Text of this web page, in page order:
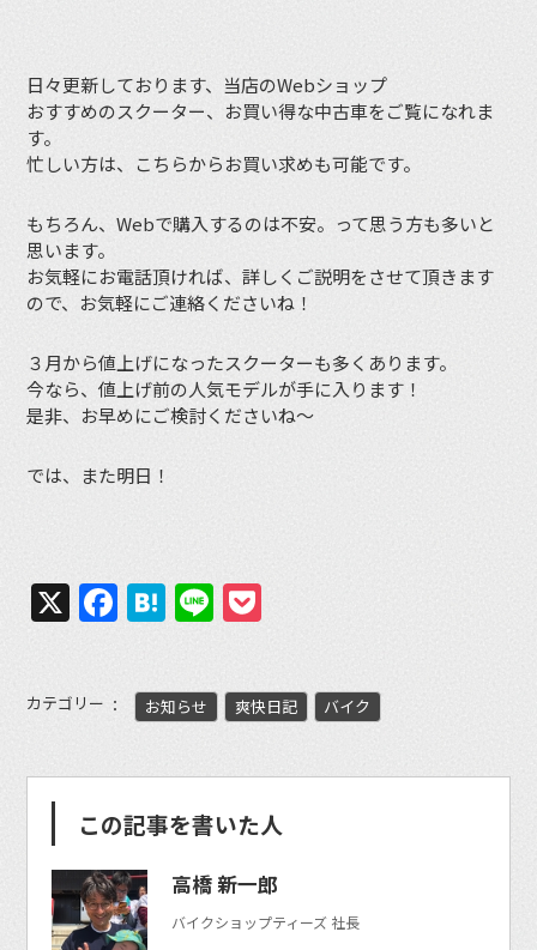
日々更新しております、当店のWebショップ
おすすめのスクーター、お買い得な中古車をご覧になれま
す。
忙しい方は、こちらからお買い求めも可能です。
もちろん、Webで購入するのは不安。って思う方も多いと
思います。
お気軽にお電話頂ければ、詳しくご説明をさせて頂きます
ので、お気軽にご連絡くださいね！
３月から値上げになったスクーターも多くあります。
今なら、値上げ前の人気モデルが手に入ります！
是非、お早めにご検討くださいね～
では、また明日！
X Facebook
Hatena
Line
カテゴリー お知らせ 爽快日記 バイク
この記事を書いた人
高橋 新一郎
バイクショップティーズ 社長